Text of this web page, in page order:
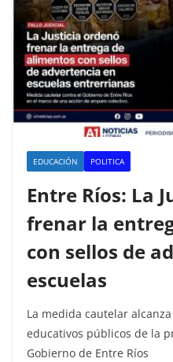
EDUCACIÓN POLITICA
Entre Ríos: La
frenar la
con sellos de
escuelas
La medida cautelar
educativos públicos de la
Gobierno de Entre Ríos